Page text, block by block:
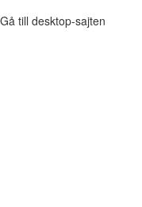
Gå till desktop-sajten